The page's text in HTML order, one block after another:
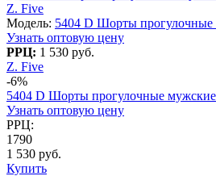
Z. Five
Модель: 5404 D Шорты прогулочные
Узнать оптовую цену
РРЦ: 1 530 руб.
Z. Five
-6%
5404 D Шорты прогулочные
Узнать оптовую цену
РРЦ:
1790
1 530 руб.
Купить